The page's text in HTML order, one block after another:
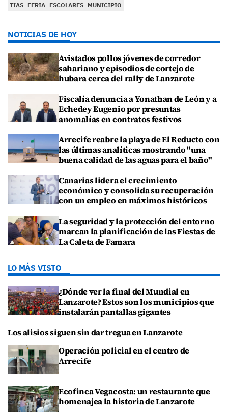
TIAS FERIA ESCOLARES MUNICIPIO
NOTICIAS DE HOY
Avistados pollos jóvenes de corredor
sahariano y episodios de cortejo de
hubara cerca del rally de Lanzarote
Fiscalía denuncia a Yonathan de León y a
Echedey Eugenio por presuntas
anomalías en contratos festivos
Arrecife reabre la playa de El Reducto con
las últimas analíticas mostrando "una
buena calidad de las aguas para el baño"
Canarias lidera el crecimiento
económico y consolida su recuperación
con un empleo en máximos históricos
La seguridad y la protección del entorno
marcan la planificación de las Fiestas de
La Caleta de Famara
LO MÁS VISTO
¿Dónde ver la final del Mundial en
Lanzarote? Estos son los municipios que
instalarán pantallas gigantes
Los alisios siguen sin dar tregua en Lanzarote
Operación policial en el centro de
Arrecife
Ecofinca Vegacosta: un restaurante que
homenajea la historia de Lanzarote